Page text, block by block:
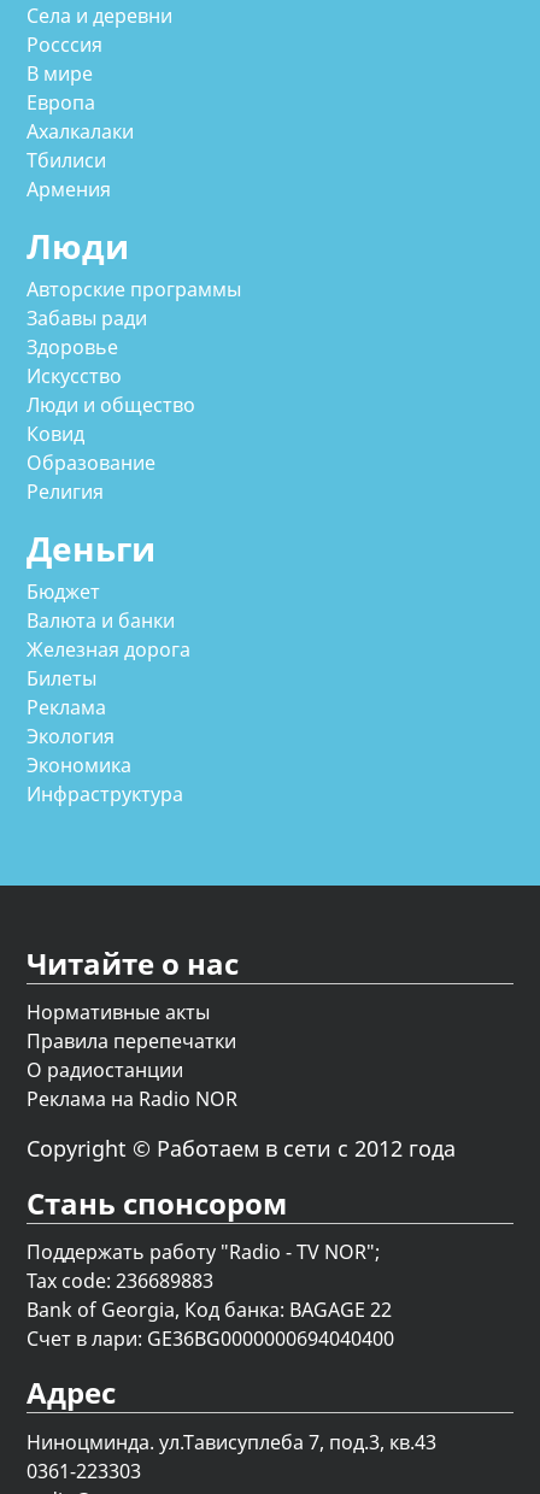
Села и деревни
Росссия
В мире
Европа
Ахалкалаки
Тбилиси
Армения
Люди
Авторские программы
Забавы ради
Здоровье
Искусство
Люди и общество
Ковид
Образование
Религия
Деньги
Бюджет
Валюта и банки
Железная дорога
Билеты
Реклама
Экология
Экономика
Инфраструктура
Читайте о нас
Нормативные акты
Правила перепечатки
О радиостанции
Реклама на Radio NOR
Copyright © Работаем в сети с 2012 года
Стань спонсором
Поддержать работу "Radio - TV NOR";
Tax code: 236689883
Bank of Georgia, Код банка: BAGAGE 22
Счет в лари: GE36BG0000000694040400
Адрес
Ниноцминда. ул.Тависуплеба 7, под.3, кв.43
0361-223303